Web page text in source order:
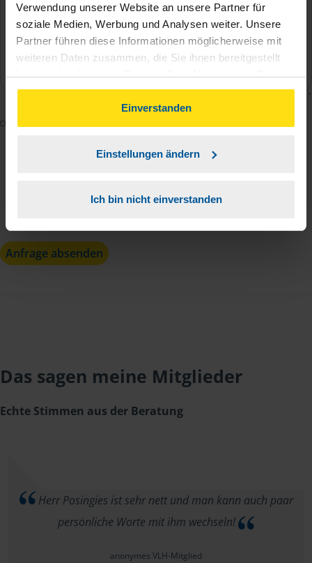
Verwendung unserer Website an unsere Partner für
soziale Medien, Werbung und Analysen weiter. Unsere
Partner führen diese Informationen möglicherweise mit
weiteren Daten zusammen, die Sie ihnen bereitgestellt
haben oder die sie im Rahmen Ihrer Nutzung der Dienste
gesammelt haben. Indem Sie auf Einverstanden klicken,
können Sie der Verwendung von Cookies, gemäß
unserer➔ Datenschutzrichtliniezustimmen.
Einverstanden
Einstellungen ändern
Ich bin nicht einverstanden
Mit dem Absenden des Kontaktformulars erkläre ich
Bearbeitung meines Anliegens sowie zur internen
Datenschutzbestimmungenhabe ich zur
Anfrage absenden
Das sagen meine Mitglieder
Echte Stimmen aus der Beratung
Herr Posingies ist sehr nett und man kann auch paar
persönliche Worte mit ihm wechseln!
anonymes VLH-Mitglied